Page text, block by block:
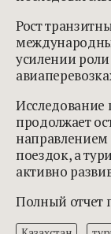
Рост
усилении
Исследование
продолжает
направлением
поездок, а
активно
Полный отчет